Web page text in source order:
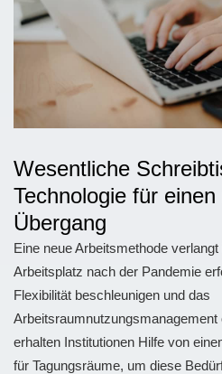
Wesentliche
Technologie für
Übergang
Eine neue Arbeitsmethode
Arbeitsplatz nach der Pandemie
Flexibilität beschleunigen und das
Arbeitsraumnutzungsmanagement
erhalten Institutionen Hilfe von
für Tagungsräume, um diese